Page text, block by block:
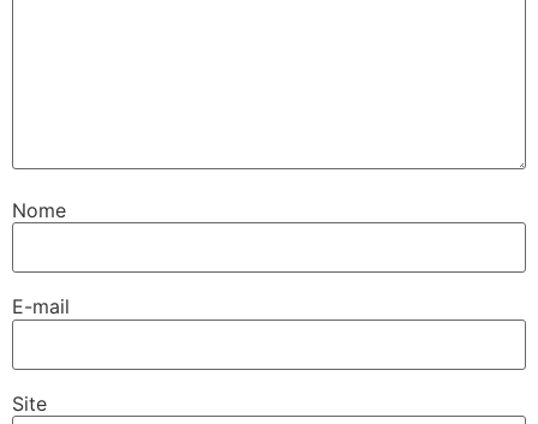
Nome
E-mail
Site